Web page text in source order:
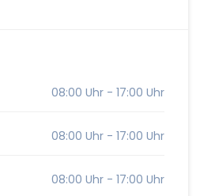
08:00 Uhr - 17:00 Uhr
08:00 Uhr - 17:00 Uhr
08:00 Uhr - 17:00 Uhr